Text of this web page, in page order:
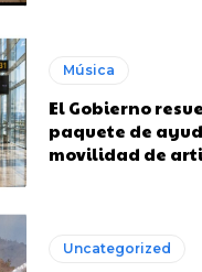
Música
El Gobierno
paquete de
movilidad de
Uncategorized